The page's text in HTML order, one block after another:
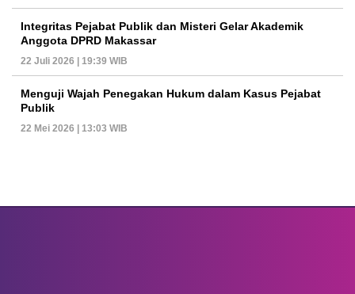
Integritas Pejabat Publik dan Misteri Gelar Akademik
Anggota DPRD Makassar
22 Juli 2026 | 19:39 WIB
Menguji Wajah Penegakan Hukum dalam Kasus Pejabat
Publik
22 Mei 2026 | 13:03 WIB